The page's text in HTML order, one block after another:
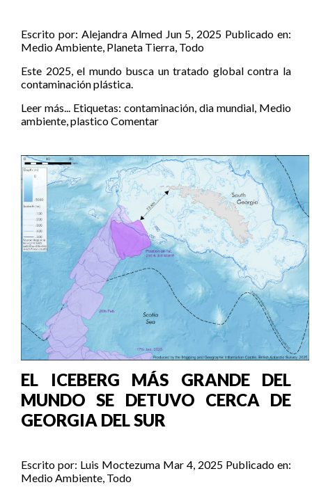
Escrito por: Alejandra Almed Jun 5, 2025 Publicado en:
Medio Ambiente, Planeta Tierra, Todo
Este 2025, el mundo busca un tratado global contra la
contaminación plástica.
Leer más... Etiquetas: contaminación, dia mundial, Medio
ambiente,plasticoComentar
EL ICEBERG MÁS GRANDE DEL
MUNDO SE DETUVO CERCA DE
GEORGIA DEL SUR
Escrito por: Luis Moctezuma Mar 4, 2025 Publicado en:
Medio Ambiente, Todo